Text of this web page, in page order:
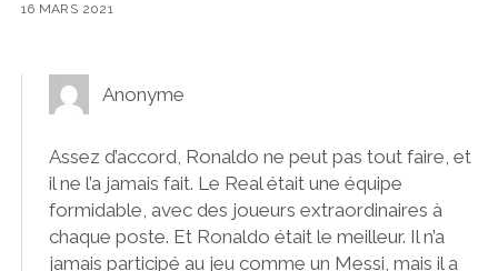
16 MARS 2021
Anonyme
Assez d’accord, Ronaldo ne peut pas tout faire, et
il ne l’a jamais fait. Le Real était une équipe
formidable, avec des joueurs extraordinaires à
chaque poste. Et Ronaldo était le meilleur. Il n’a
jamais participé au jeu comme un Messi, mais il a